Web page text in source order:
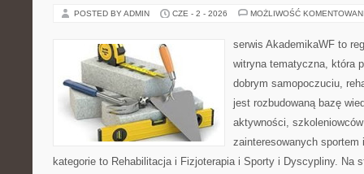
POSTED BY ADMIN CZE - 2 - 2026 MOŻLIWOŚĆ
serwis AkademikaWF to
witryna tematyczna, która
dobrym samopoczuciu,
jest rozbudowaną bazę
aktywności,
zainteresowanych sportem
kategorie to Rehabilitacja i Fizjoterapia i Sporty i Dyscypliny. Na